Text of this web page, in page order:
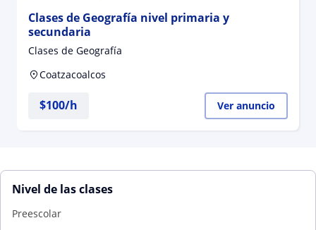
Clases de Geografía nivel primaria y
secundaria
Clases de Geografía
Coatzacoalcos
$100/h Ver anuncio
Nivel de las clases
Preescolar